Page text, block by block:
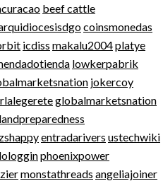
beef cattle
coinsmonedas
icdiss makalu2004platye
lowkerpabrik
jokercoy
globalmarketsnation
entradarivers ustechwiki
phoenixpower
monstathreads angeliajoiner